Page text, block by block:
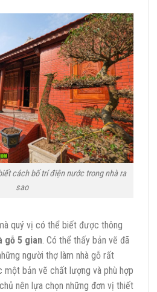
cách bố trí điện nước trong nhà ra
sao
quý vị có thể biết được thông
gỗ 5 gian . Có thể thấy bản vẽ đã
người thợ làm nhà gỗ rất
một bản vẽ chất lượng và phù hợp
nên lựa chọn những đơn vị thiết